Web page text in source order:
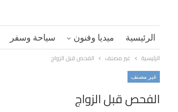
الرئيسية ميديا وفنون سياحة وسفر
الرئيسية
غير مصنف الفحص قبل الزواج
غير مصنف
الفحص قبل الزواج